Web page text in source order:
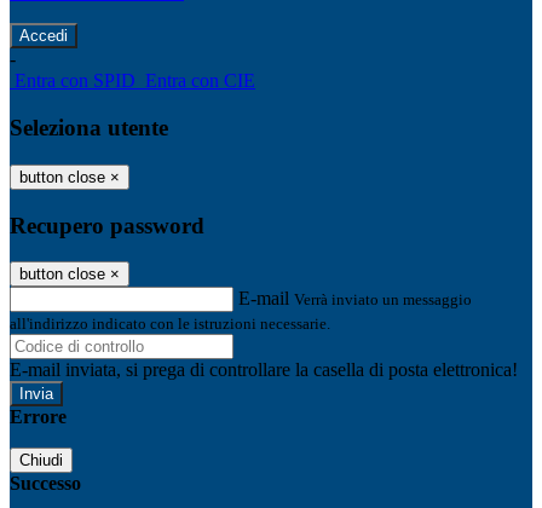
-
Entra con SPID Entra con CIE
Seleziona utente
button close ×
Recupero password
button close ×
E-mail Verrà inviato un messaggio
all'indirizzo indicato con le istruzioni necessarie.
E-mail inviata, si prega di controllare la casella di posta elettronica!
Errore
Chiudi
Successo